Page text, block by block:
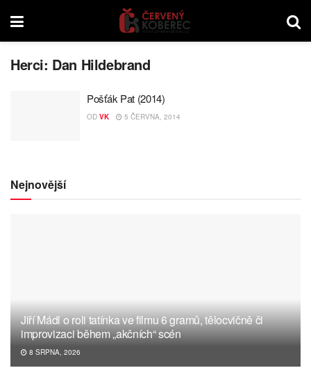
Herci: Dan Hildebrand
Pošťák Pat (2014)
OD VK 5 ČERVNA, 2014
Nejnovější
Jiří Mádl o roli tatínka ve filmu 6 gramů, tělocvičně či
improvizaci během „akčních“ scén
8 SRPNA, 2026